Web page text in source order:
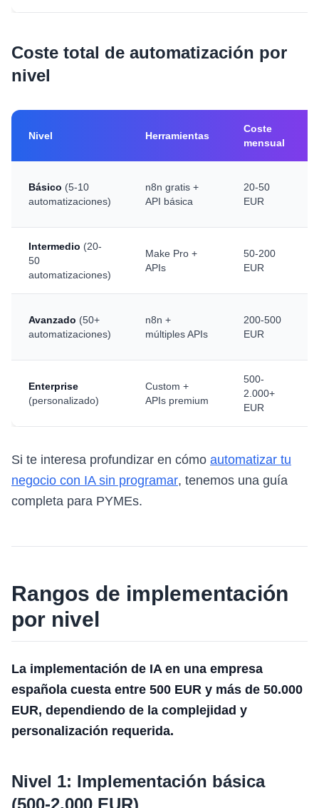
Coste total de automatización por
nivel
Nivel Herramientas
Coste
mensual
Básico (5-10
automatizaciones)
n8n gratis +
API básica
20-50
EUR
Intermedio (20-
50
automatizaciones)
Make Pro +
APIs
50-200
EUR
Avanzado (50+
automatizaciones)
n8n +
múltiples APIs
200-500
EUR
Enterprise
(personalizado)
Custom +
APIs premium
500-
2.000+
EUR
Si te interesa profundizar en cómo automatizar tu
negocio con IA sin programar, tenemos una guía
completa para PYMEs.
Rangos de implementación
por nivel
La implementación de IA en una empresa
española cuesta entre 500 EUR y más de 50.000
EUR, dependiendo de la complejidad y
personalización requerida.
Nivel 1: Implementación básica
(500-2.000 EUR)